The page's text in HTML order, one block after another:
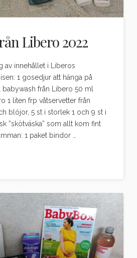
Libero 2022
av innehållet i Liberos
1 gosedjur att hänga på
från Libero 50 ml
1 liten frp våtservetter från
blöjor, 5 st i storlek 1 och 9 st i
”skötväska” som allt kom fint
1 paket bindor …